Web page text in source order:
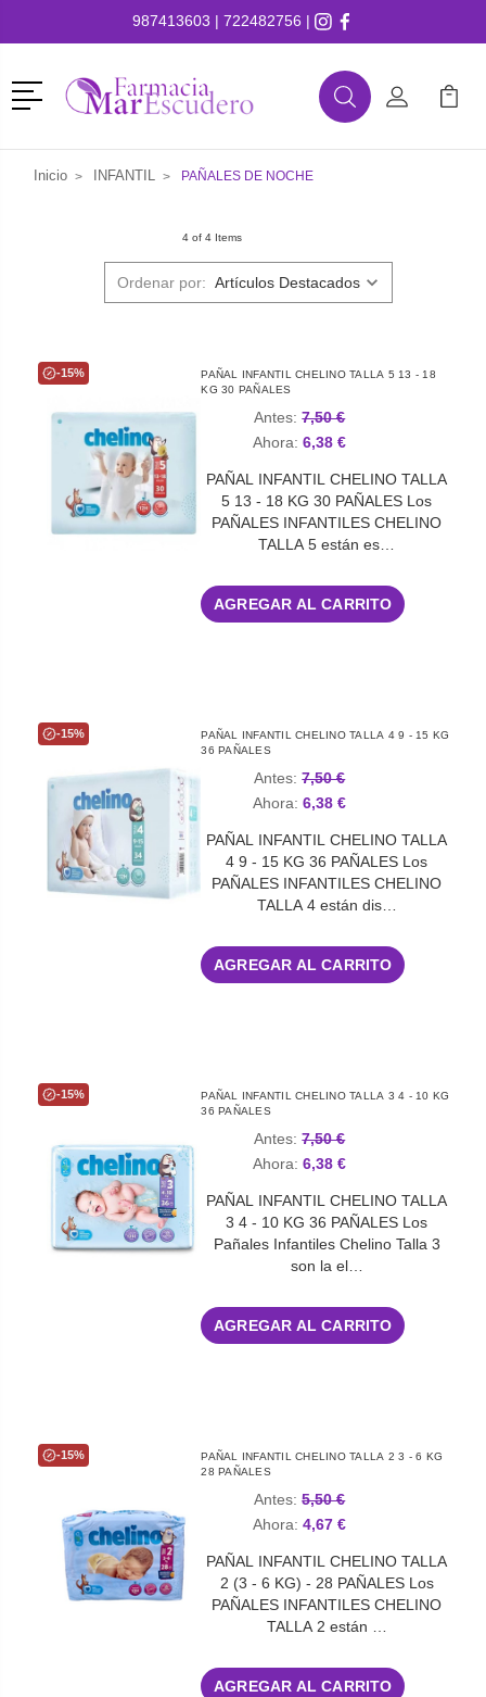
987413603 | 722482756 |
Menú
BuscarMi Cuenta
Mi
Inicio INFANTIL PAÑALES DE NOCHE
4 of 4 Items
Ordenar por:
-15%
PAÑAL INFANTIL CHELINO TALLA 5 13 - 18
KG 30 PAÑALES
Ahora: 6,38 €
Antes: 7,50 €
PAÑAL INFANTIL CHELINO TALLA
5 13 - 18 KG 30 PAÑALES Los
PAÑALES INFANTILES CHELINO
TALLA 5 están es…
AGREGAR AL CARRITO
-15%
PAÑAL INFANTIL CHELINO TALLA 4 9 - 15 KG
36 PAÑALES
Ahora: 6,38 €
Antes: 7,50 €
PAÑAL INFANTIL CHELINO TALLA
4 9 - 15 KG 36 PAÑALES Los
PAÑALES INFANTILES CHELINO
TALLA 4 están dis…
AGREGAR AL CARRITO
-15%
PAÑAL INFANTIL CHELINO TALLA 3 4 - 10 KG
36 PAÑALES
Ahora: 6,38 €
Antes: 7,50 €
PAÑAL INFANTIL CHELINO TALLA
3 4 - 10 KG 36 PAÑALES Los
Pañales Infantiles Chelino Talla 3
son la el…
AGREGAR AL CARRITO
-15%
PAÑAL INFANTIL CHELINO TALLA 2 3 - 6 KG
28 PAÑALES
Ahora: 4,67 €
Antes: 5,50 €
PAÑAL INFANTIL CHELINO TALLA
2 (3 - 6 KG) - 28 PAÑALES Los
PAÑALES INFANTILES CHELINO
TALLA 2 están …
AGREGAR AL CARRITO